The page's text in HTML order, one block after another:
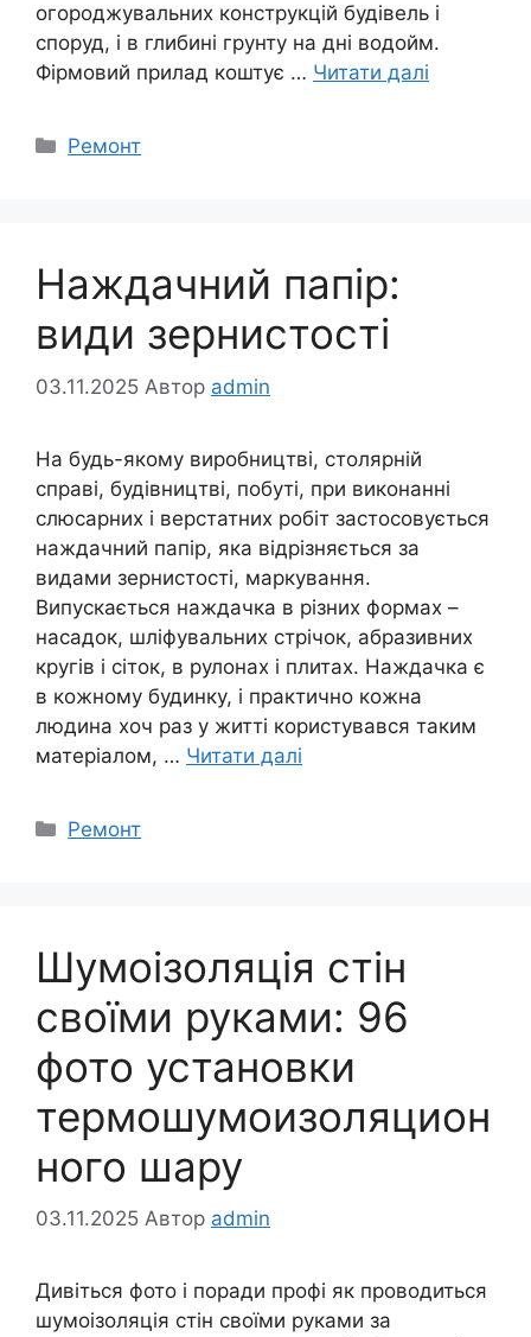
огороджувальних конструкцій будівель і
споруд, і в глибині грунту на дні водойм.
Фірмовий прилад коштує … Читати далі
Категорії
Ремонт
Наждачний папір:
види зернистості
03.11.2025 Автор admin
На будь-якому виробництві, столярній
справі, будівництві, побуті, при виконанні
слюсарних і верстатних робіт застосовується
наждачний папір, яка відрізняється за
видами зернистості, маркування.
Випускається наждачка в різних формах –
насадок, шліфувальних стрічок, абразивних
кругів і сіток, в рулонах і плитах. Наждачка є
в кожному будинку, і практично кожна
людина хоч раз у житті користувався таким
матеріалом, … Читати далі
Категорії
Ремонт
Шумоізоляція стін
своїми руками: 96
фото установки
термошумоизоляцион
ного шару
03.11.2025 Автор admin
Дивіться фото і поради профі як проводиться
шумоізоляція стін своїми руками за